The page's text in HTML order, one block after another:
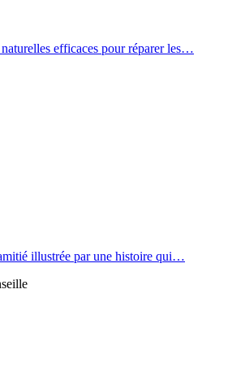
efficaces pour réparer les…
illustrée par une histoire qui…